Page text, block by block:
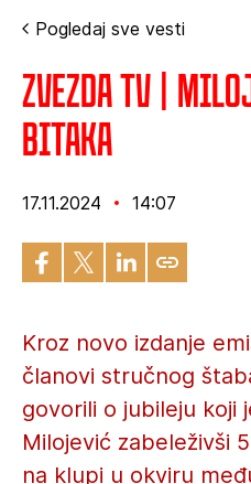
Pogledaj sve vesti
Zvezda TV |
bitaka
17.11.2024 14:07
Kroz novo izdanje
članovi stručnog
govorili o jubileju koji
Milojević zabeleživši
na klupi u okviru